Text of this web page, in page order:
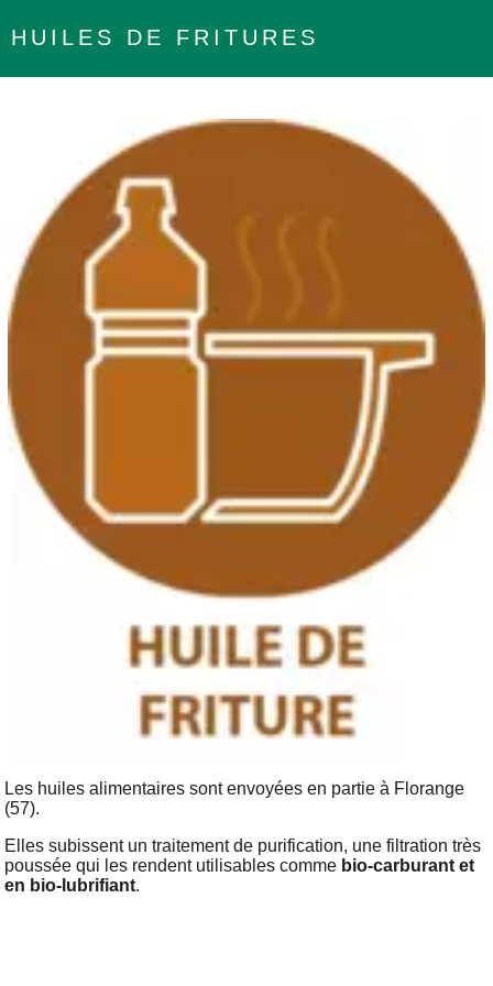
HUILES DE FRITURES
Les huiles alimentaires sont envoyées en partie à Florange
(57).
Elles subissent un traitement de purification, une filtration très
poussée qui les rendent utilisables comme bio-carburant et
en bio-lubrifiant.